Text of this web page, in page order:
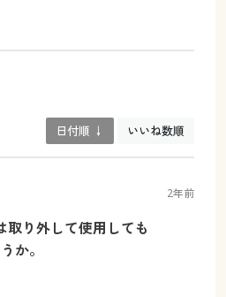
日付順 ↓ いいね数順
2年前
取り外して使用しても
か。